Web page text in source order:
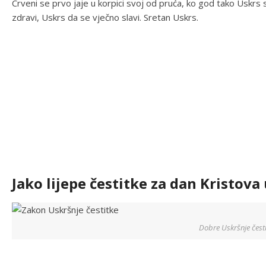
Crveni se prvo jaje u korpici svoj od pruća, ko god tako Uskrs
zdravi, Uskrs da se vječno slavi. Sretan Uskrs.
Jako lijepe čestitke za dan Kristova
Dobre Uskršnje